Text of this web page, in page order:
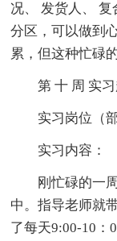
况、 发货人、
分区，可以做到
累，但这种忙碌
第 十 周 实习
实习岗位（部
实习内容：
刚忙碌的一周
中。指导老师就
了每天9:00-10：